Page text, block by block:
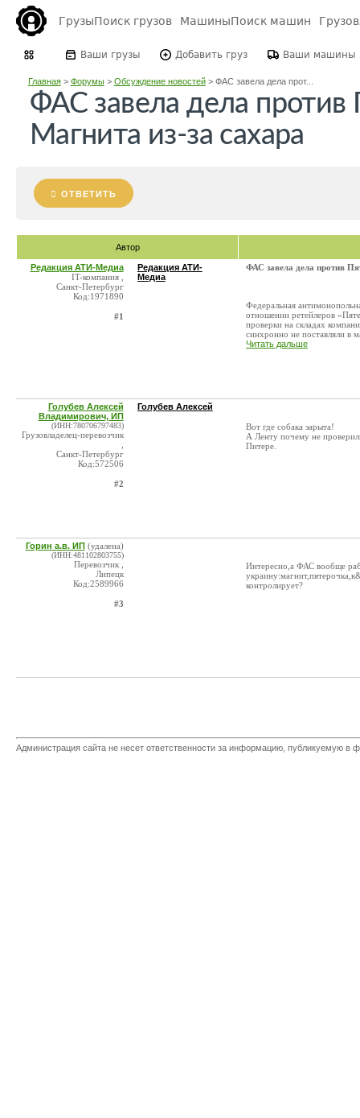
ГрузыПоиск грузов МашиныПоиск машин
Ваши грузы Добавить груз Ваши машины
Главная> Форумы> Обсуждение новостей> ФАС завела дела прот...
ФАС завела дела против
Магнита из-за сахара
ОТВЕТИТЬ
Автор
Редакция АТИ-Медиа
IT-компания ,
Санкт-Петербург
Код:1971890
#1
Редакция АТИ-
Медиа
ФАС завела дела против
Федеральная
отношении ретейлеров
проверки на складах
синхронно не поставляли в
Читать дальше
Голубев Алексей
Владимирович, ИП
(ИНН:780706797483)
Грузовладелец-перевозчик
Санкт-Петербург
Код:572506
#2
Голубев Алексей
Вот где собака зарыта!
А Ленту почему не
Питере.
Горин а.в. ИП (удалена)
(ИНН:481102803755)
Перевозчик ,
Липецк
Код:2589966
#3
Интересно,а ФАС вообще
контролирует?
Администрация сайта не несет ответственности за информацию, публикуемую